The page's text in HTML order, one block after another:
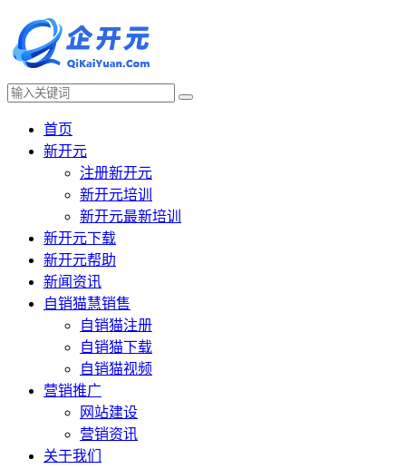
首页
新开元
注册新开元
新开元培训
新开元最新培训
新开元下载
新开元帮助
新闻资讯
自销猫慧销售
自销猫注册
自销猫下载
自销猫视频
营销推广
网站建设
营销资讯
关于我们